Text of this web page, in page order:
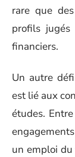
rare que
profils
financiers.
Un autre
est lié aux
études.
un emploi